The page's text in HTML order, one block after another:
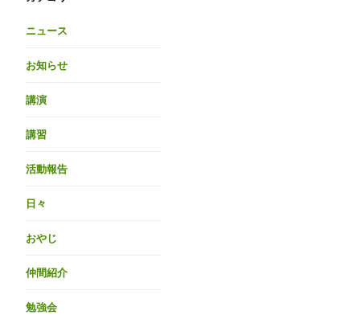
ニュース
お知らせ
講演
講習
活動報告
日々
おやじ
仲間紹介
勉強会